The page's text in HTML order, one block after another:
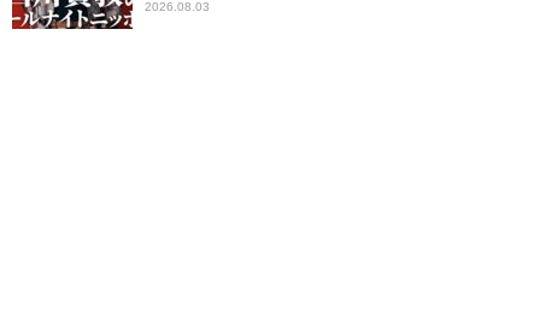
2026.08.03